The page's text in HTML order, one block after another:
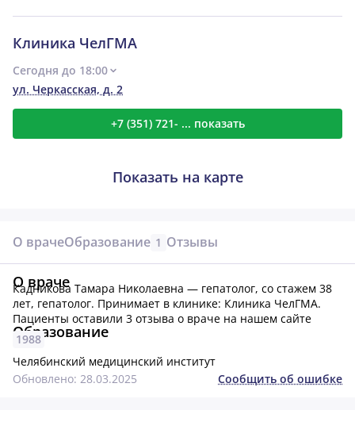
Клиника ЧелГМА
Сегодня до 18:00
ул. Черкасская, д. 2
+7 (351) 721- ... показать
Показать на карте
О врачеОбразование 1 Отзывы
О враче
Кадникова Тамара Николаевна — гепатолог, со стажем 38
лет, гепатолог. Принимает в клинике: Клиника ЧелГМА.
Пациенты оставили 3 отзыва о враче на нашем сайте
Образование
1988
Челябинский медицинский институт
Обновлено: 28.03.2025
Сообщить об ошибке